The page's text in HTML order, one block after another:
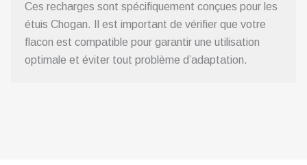
Ces recharges sont spécifiquement conçues pour les
étuis Chogan. Il est important de vérifier que votre
flacon est compatible pour garantir une utilisation
optimale et éviter tout problème d’adaptation.